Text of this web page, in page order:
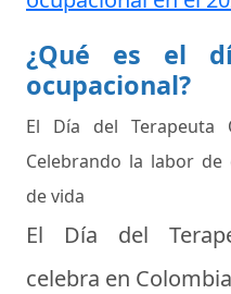
¿Qué es el
ocupacional?
El Día del Terapeuta
Celebrando la labor
de vida
El Día del
celebra en